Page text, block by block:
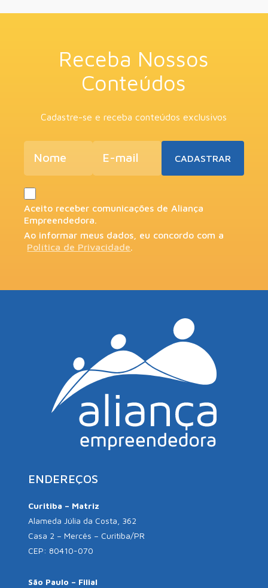
Receba Nossos
Conteúdos
Cadastre-se e receba conteúdos exclusivos
Aceito receber comunicações de Aliança
Empreendedora.
Ao informar meus dados, eu concordo com a
Política de Privacidade.
ENDEREÇOS
Curitiba – Matriz
Alameda Júlia da Costa, 362
Casa 2 – Mercês – Curitiba/PR
CEP: 80410-070
São Paulo – Filial